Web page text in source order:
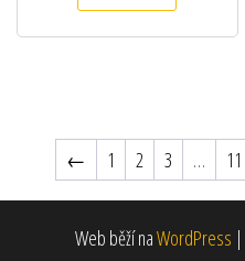
← 1 2 3 … 11
Web běží naWordPress |